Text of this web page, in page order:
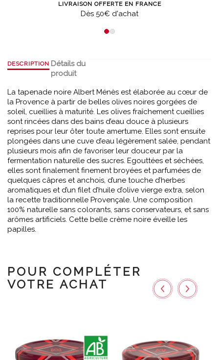
LIVRAISON OFFERTE EN FRANCE
Dès 50€ d'achat
DESCRIPTION Détails du
produit
La tapenade noire Albert Ménès est élaborée au cœur de
la Provence à partir de belles olives noires gorgées de
soleil, cueillies à maturité. Les olives fraîchement cueillies
sont rincées dans des bains d’eau douce à plusieurs
reprises pour leur ôter toute amertume. Elles sont ensuite
plongées dans une cuve d’eau légèrement salée, pendant
plusieurs mois afin de favoriser leur douceur par la
fermentation naturelle des sucres. Egouttées et séchées,
elles sont finalement finement broyées et parfumées de
quelques câpres et anchois, d’une touche d’herbes
aromatiques et d’un filet d’huile d’olive vierge extra, selon
la recette traditionnelle Provençale. Une composition
100% naturelle sans colorants, sans conservateurs, et sans
arômes artificiels. Cette belle crème noire éveille les
papilles.
POUR COMPLÉTER
VOTRE ACHAT